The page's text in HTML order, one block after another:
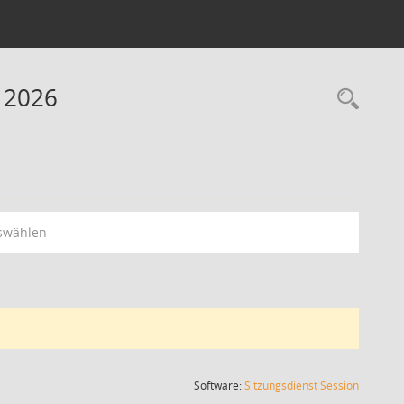
Software:SitzungsdienstSession(Wird in